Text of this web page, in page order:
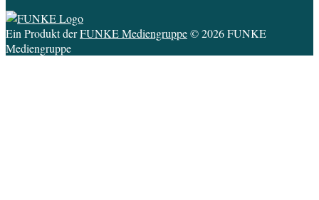
Ein Produkt derFUNKE Mediengruppe© 2026 FUNKE
Mediengruppe